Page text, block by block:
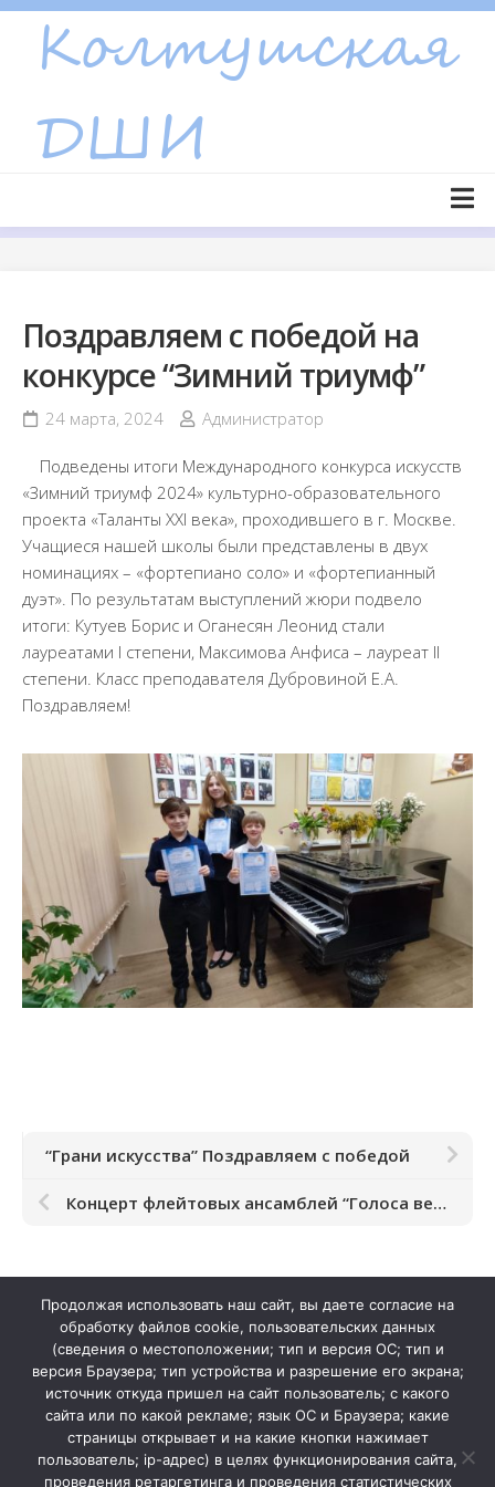
Skip
content
Объявления
Сведения об образовательной организации
Основные сведения
организацией
Документы
Образование
Образовательные стандарты
Руководство
Финансово-хозяйственная деятельность
Материально-техническое обеспечение и
оснащенность образовательного процесса.
Стипендии и меры поддержки обучающихся
Платные образовательные услуги
Вакантные места для приема (перевода)
обучающихся
Международное сотрудничество
Педагогический состав
Информационная безопасность
Обратная связь
Поздравляем с победой на
конкурсе “Зимний триумф”
24 марта, 2024 Администратор
Подведены итоги Международного конкурса искусств
«Зимний триумф 2024» культурно-образовательного
проекта «Таланты XXI века», проходившего в г. Москве.
Учащиеся нашей школы были представлены в двух
номинациях – «фортепиано соло» и «фортепианный
дуэт». По результатам выступлений жюри подвело
итоги: Кутуев Борис и Оганесян Леонид стали
лауреатами I степени, Максимова Анфиса – лауреат II
степени. Класс преподавателя Дубровиной Е.А.
Поздравляем!
“Грани искусства” Поздравляем с победой
Концерт флейтовых ансамблей “Голоса весны”
Продолжая использовать наш сайт, вы даете согласие на
обработку файлов cookie, пользовательских данных
(сведения о местоположении; тип и версия ОС; тип и
версия Браузера; тип устройства и разрешение его экрана;
источник откуда пришел на сайт пользователь; с какого
сайта или по какой рекламе; язык ОС и Браузера; какие
страницы открывает и на какие кнопки нажимает
пользователь; ip-адрес) в целях функционирования сайта,
проведения ретаргетинга и проведения статистических